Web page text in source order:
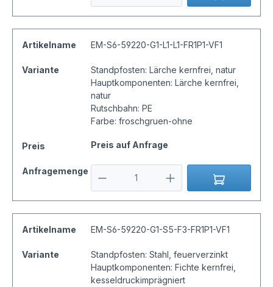
Artikelname EM-S6-59220-G1-L1-L1-FR1P1-VF1
Variante
Standpfosten: Lärche kernfrei, natur
Hauptkomponenten: Lärche kernfrei,
natur
Rutschbahn: PE
Farbe: froschgruen-ohne
Preis Preis auf Anfrage
Anfragemenge
Artikelname EM-S6-59220-G1-S5-F3-FR1P1-VF1
Variante
Standpfosten: Stahl, feuerverzinkt
Hauptkomponenten: Fichte kernfrei,
kesseldruckimprägniert